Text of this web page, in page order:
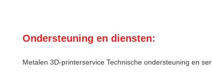
Ondersteuning en diensten:
Metalen 3D-printerservice Technische ondersteuning en